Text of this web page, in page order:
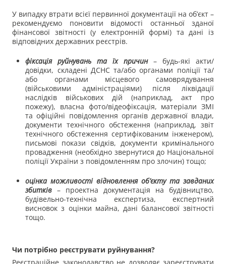
У випадку втрати всієї первинної документації на об’єкт –
рекомендуємо поновити відомості останньої зданої
фінансової звітності (у електронній формі) та дані із
відповідних державних реєстрів.
фіксація руйнувань та їх причин– будь-які акти/
довідки, складені ДСНС та/або органами поліції та/
або органами місцевого самоврядування
(військовими адміністраціями) після ліквідації
наслідків військових дій (наприклад, акт про
пожежу), власна фото/відеофіксація, матеріали ЗМІ
та офіційні повідомлення органів державної влади,
документи технічного обстеження (наприклад, звіт
технічного обстеження сертифікованим інженером),
письмові покази свідків, документи кримінального
провадження (необхідно звернутися до Національної
поліції України з повідомленням про злочин) тощо;
оцінка можливості відновлення об’єкту та завданих
збитків – проектна документація на будівництво,
будівельно-технічна експертиза, експертний
висновок з оцінки майна, дані балансової звітності
тощо.
Чи потрібно реєструвати руйнування?